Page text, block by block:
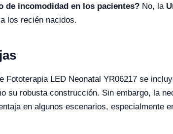
de incomodidad en los pacientes? No, la
los recién nacidos.
Fototerapia LED Neonatal YR06217 se
su robusta construcción. Sin embargo, la
en algunos escenarios, especialmente